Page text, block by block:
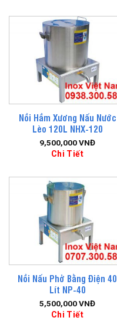
Nồi Hầm Xương Nấu Nước
Lèo 120L NHX-120
9,500,000VNĐ
Chi Tiết
Nồi Nấu Phở Bằng Điện 40
Lít NP-40
5,500,000VNĐ
Chi Tiết